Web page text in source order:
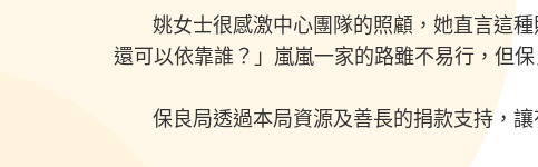
姚女士很感激中心團隊的照顧，她直言這種
還可以依靠誰？」嵐嵐一家的路雖不易行，但
保良局透過本局資源及善長的捐款支持，讓